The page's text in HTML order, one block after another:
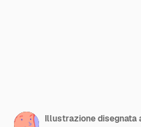
Illustrazione disegnata